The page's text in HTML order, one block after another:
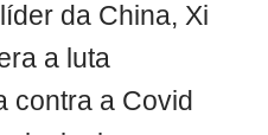
da China, Xi
a luta
contra a Covid